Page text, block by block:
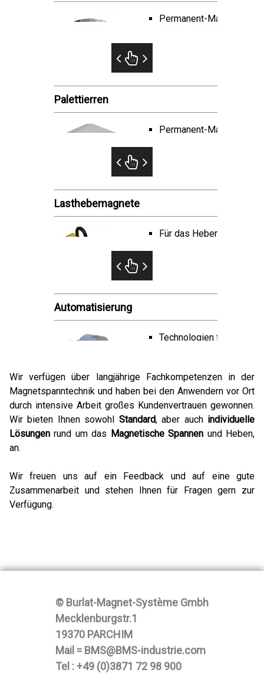
Permanent-
Palettierren
Permanent-
Lasthebemagnete
Für das Heben und
Automatisierung
Technologien für
Wir verfügen über langjährige Fachkompetenzen in der
Magnetspanntechnik und haben bei den Anwendern vor Ort
durch intensive Arbeit großes Kundenvertrauen gewonnen.
Wir bieten Ihnen sowohl Standard, aber auch individuelle
Lösungen rund um das Magnetische Spannen und Heben,
an.
Wir freuen uns auf ein Feedback und auf eine gute
Zusammenarbeit und stehen Ihnen für Fragen gern zur
Verfügung.
© Burlat-Magnet-Système Gmbh
Mecklenburgstr.1
19370 PARCHIM
Mail = BMS@BMS-industrie.com
Tel : +49 (0)3871 72 98 900